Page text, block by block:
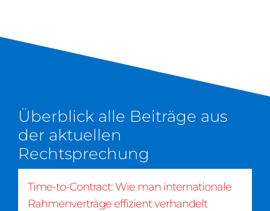
Überblick alle Beiträge aus
der aktuellen
Rechtsprechung
Time-to-Contract: Wie man internationale
Rahmenverträge effizient verhandelt